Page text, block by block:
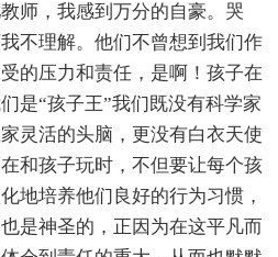
师，我感到万分的自豪。哭
不理解。他们不曾想到我们作
的压力和责任，是啊！孩子在
是“孩子王”我们既没有科学家
灵活的头脑，更没有白衣天使
和孩子玩时，不但要让每个孩
地培养他们良好的行为习惯，
是神圣的，正因为在这平凡而